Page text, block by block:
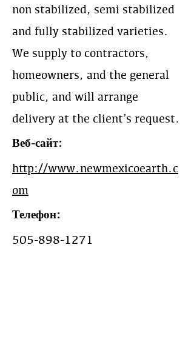
non stabilized, semi stabilized
and fully stabilized varieties.
We supply to contractors,
homeowners, and the general
public, and will arrange
delivery at the client’s request.
Веб-сайт:
http://www.newmexicoearth.c
om
Телефон:
505-898-1271